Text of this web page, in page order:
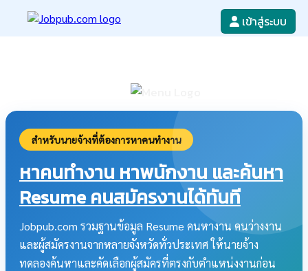
เข้าสู่ระบบ
สำหรับนายจ้างที่ต้องการหาคนทำงาน
หาคนทำงาน หาพนักงาน และค้นหา
Resume คนสมัครงานได้ทันที
Jobpub.com รวมฐานข้อมูล Resume คนหางาน คนว่างงาน
และผู้สมัครงานจากหลายจังหวัดทั่วประเทศ ให้นายจ้าง
ทดลองค้นหาและคัดเลือกผู้สมัครที่ตรงกับตำแหน่งงานก่อน